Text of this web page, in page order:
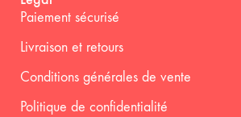
Paiement sécurisé
Livraison et retours
Conditions générales de vente
Politique de confidentialité